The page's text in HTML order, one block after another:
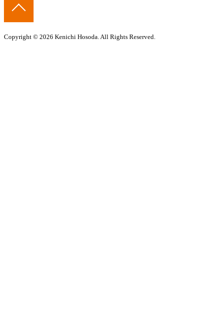
Copyright © 2026 Kenichi Hosoda. All Rights Reserved.